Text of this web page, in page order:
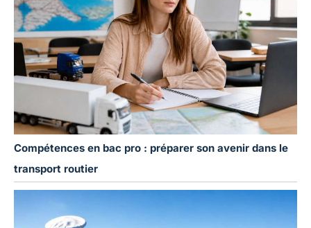
Compétences en bac pro : préparer son avenir dans le
transport routier